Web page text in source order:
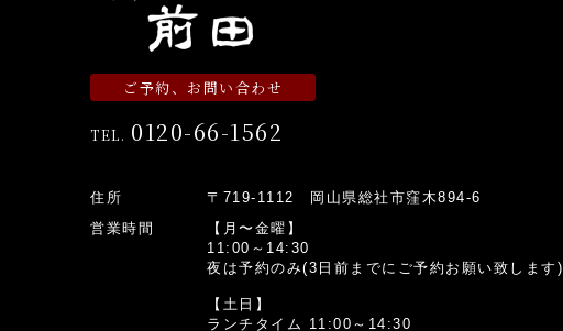
ご予約、お問い合わせ
TEL. 0120-66-1562
住所
〒719-1112 岡山県総社市窪木894-6
営業時間
【月〜金曜】
11:00～14:30
夜は予約のみ(3日前までにご予約お願い致します)
【土日】
ランチタイム 11:00～14:30